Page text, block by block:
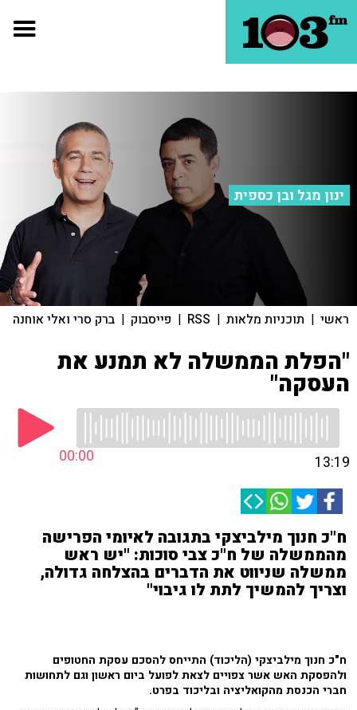
ינון מגל ובן כספית
ראשי | תוכניות מלאות |
RSS
| פייסבוק | ברק סרי ואלי אוחנה
"הפלת הממשלה לא תמנע את
העסקה"
00:00 13:19
ח"כ חנוך מילביצקי בתגובה לאיומי הפרישה
מהממשלה של ח"כ צבי סוכות: "יש ראש
ממשלה שניווט את הדברים בהצלחה גדולה,
וצריך להמשיך לתת לו גיבוי"
ח"כ חנוך מילביצקי (הליכוד) התייחס להסכם עסקת החטופים
ולהפסקת האש אשר צפויים לצאת לפועל ביום ראשון וגם לתחושות
חברי הכנסת מהקואליציה ובליכוד בפרט.